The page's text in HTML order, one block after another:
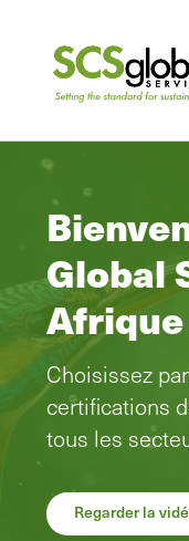
Global
Afrique
Choisissez
certifications
tous les
Regarder la